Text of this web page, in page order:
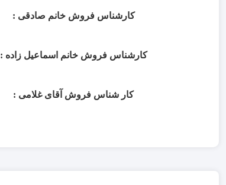
کارشناس فروش خانم صادقی :
کارشناس فروش خانم اسماعیل زاده :
کار شناس فروش آقای غلامی :